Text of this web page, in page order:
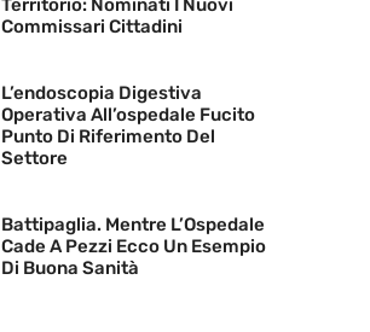
Territorio: Nominati I Nuovi
Commissari Cittadini
L’endoscopia Digestiva
Operativa All’ospedale Fucito
Punto Di Riferimento Del
Settore
Battipaglia. Mentre L’Ospedale
Cade A Pezzi Ecco Un Esempio
Di Buona Sanità